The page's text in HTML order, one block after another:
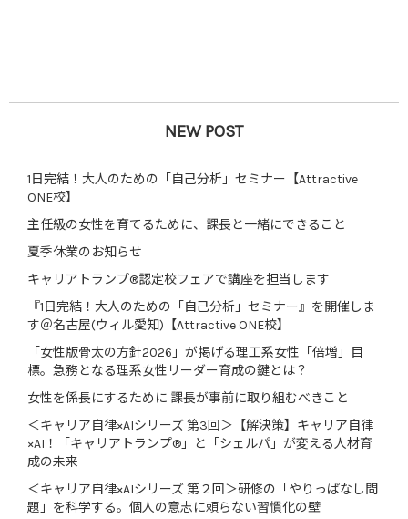
NEW POST
1日完結！大人のための「自己分析」セミナー【Attractive
ONE校】
主任級の女性を育てるために、課長と一緒にできること
夏季休業のお知らせ
キャリアトランプ®認定校フェアで講座を担当します
『1日完結！大人のための「自己分析」セミナー』を開催しま
す＠名古屋(ウィル愛知)【Attractive ONE校】
「女性版骨太の方針2026」が掲げる理工系女性「倍増」目
標。急務となる理系女性リーダー育成の鍵とは？
女性を係長にするために 課長が事前に取り組むべきこと
＜キャリア自律×AIシリーズ 第3回＞【解決策】キャリア自律
×AI！「キャリアトランプ®」と「シェルパ」が変える人材育
成の未来
＜キャリア自律×AIシリーズ 第２回＞研修の「やりっぱなし問
題」を科学する。個人の意志に頼らない習慣化の壁